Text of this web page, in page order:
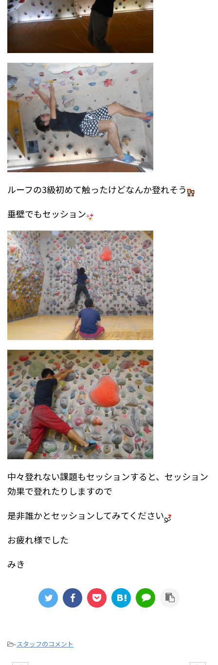
ルーフの3級初めて触ったけどなんか登れそう
垂壁でもセッション
中々登れない課題もセッションすると、セッション
効果で登れたりしますので
是非誰かとセッションしてみてください
お疲れ様でした
みき
-スタッフのコメント